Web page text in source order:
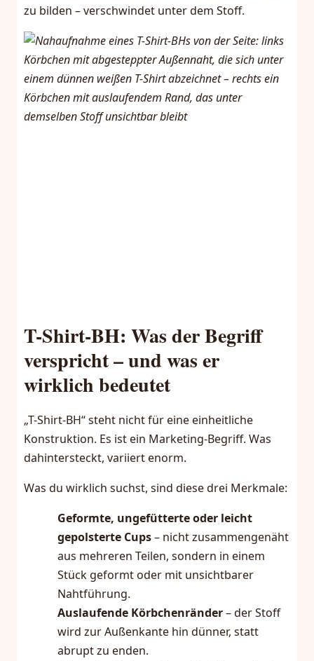
zu bilden – verschwindet unter dem Stoff.
T-Shirt-BH: Was der Begriff
verspricht – und was er
wirklich bedeutet
„T-Shirt-BH“ steht nicht für eine einheitliche
Konstruktion. Es ist ein Marketing-Begriff. Was
dahintersteckt, variiert enorm.
Was du wirklich suchst, sind diese drei Merkmale:
Geformte, ungefütterte oder leicht
gepolsterte Cups– nicht zusammengenäht
aus mehreren Teilen, sondern in einem
Stück geformt oder mit unsichtbarer
Nahtführung.
Auslaufende Körbchenränder– der Stoff
wird zur Außenkante hin dünner, statt
abrupt zu enden.